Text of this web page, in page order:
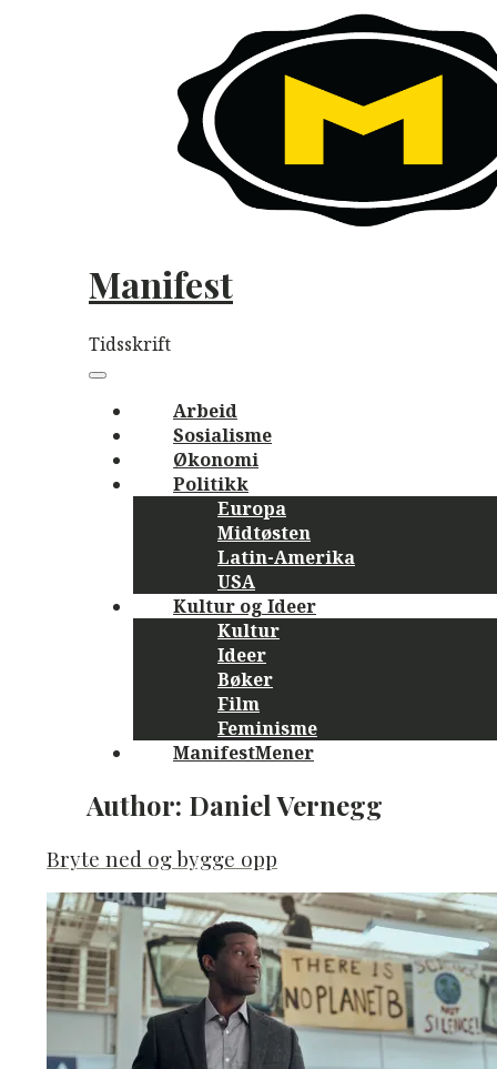
Manifest
Tidsskrift
navigation
Menu
Arbeid
Sosialisme
Økonomi
Politikk
Europa
Midtøsten
Latin-Amerika
USA
Kultur og Ideer
Kultur
Ideer
Bøker
Film
Feminisme
ManifestMener
Author: Daniel Vernegg
Bryte ned og bygge opp